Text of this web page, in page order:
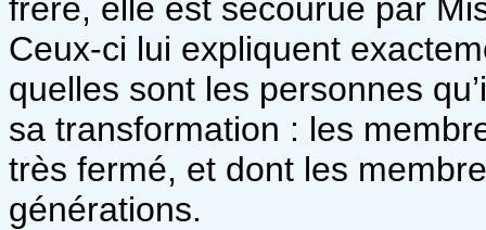
frère, elle est secourue par
Ceux-ci lui expliquent
quelles sont les personnes
sa transformation : les
très fermé, et dont les
générations.